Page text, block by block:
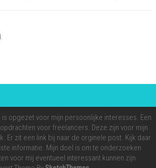
is opgezet voor mijn persoonlijke interesses. Een
voor freelancers. Deze zijn voor mijn
Er zit een link bij naar de orginele post. Kijk daar
informatie. Mijn doel is om te onderzoeken
voor mij eventueel interessant kunnen zijn.